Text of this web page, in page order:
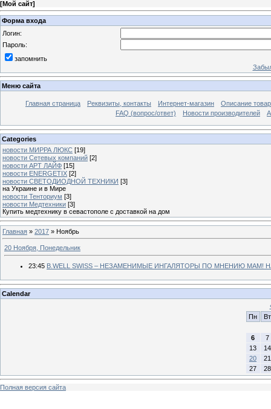
[Мой сайт]
Форма входа
Логин:
Пароль:
запомнить
Меню сайта
Главная страница Реквизиты, контакты Интернет-магазин
Описание
FAQ (вопрос/ответ)
Новости производителей
Categories
новости МИРРА ЛЮКС [19]
новости Сетевых компаний [2]
новости АРТ ЛАЙФ [15]
новости ENERGETIX [2]
новости СВЕТОДИОДНОЙ ТЕХНИКИ [3]
на Украине и в Мире
новости Тенториум [3]
новости Медтехники [3]
Купить медтехнику в севастополе с доставкой на дом
Главная » 2017 » Ноябрь
20 Ноября, Понедельник
23:45 B.WELL SWISS – НЕЗАМЕНИМЫЕ ИНГАЛЯТОРЫ ПО МНЕНИЮ МАМ!
Calendar
Пн
Вт
6
7
13
14
20
21
27
28
Полная версия сайта